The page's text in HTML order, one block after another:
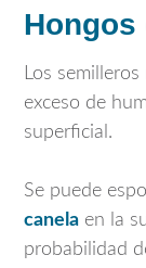
Los
exceso de
superficial.
Se puede
canela en la
probabilidad